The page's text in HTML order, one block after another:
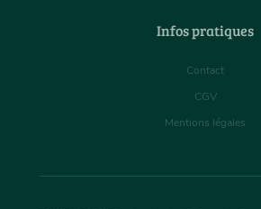
Infos pratiques
Contact
CGV
Mentions légales